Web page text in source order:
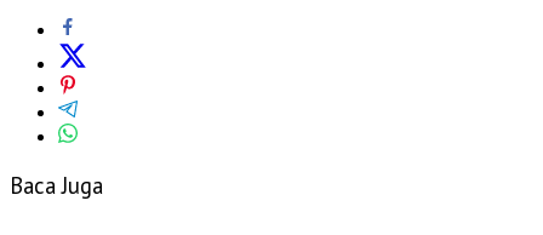
Baca Juga